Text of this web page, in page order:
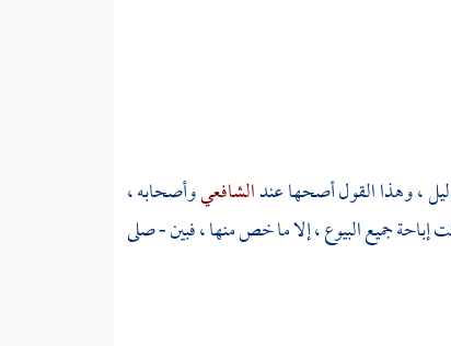
، وهذا القول أصحها عندالشافعيوأصحابه ،
إباحة جميع البيوع ، إلا ما خص منها ، فبين - صلى